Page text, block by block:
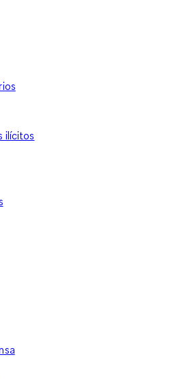
ilícitos